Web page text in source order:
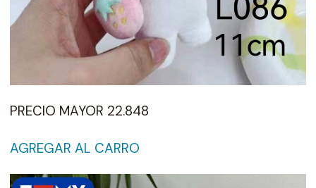
PRECIO MAYOR 22.848
AGREGAR AL CARRO